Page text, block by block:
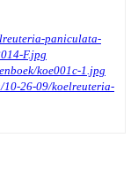
paniculata-
F.jpg
koe001c-1.jpg
10-26-09/koelreuteria-